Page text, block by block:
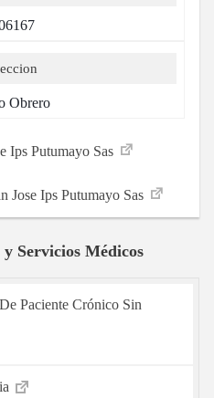
Obrero
Ips Putumayo Sas
Jose Ips Putumayo Sas
y Servicios Médicos
Paciente Crónico Sin